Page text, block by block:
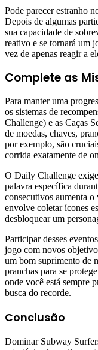
Pode parecer estranho
Depois de algumas
sua capacidade de
reativo e se tornará um
vez de apenas reagir a
Complete as
Para manter uma
os sistemas de
Challenge) e as Caças
de moedas, chaves,
por exemplo, são
corrida exatamente de
O Daily Challenge
palavra específica
consecutivos aumenta
envolve coletar ícones
desbloquear um
Participar desses
jogo com novos
um bom suprimento de
pranchas para se
onde você está sempre
busca do recorde.
Conclusão
Dominar Subway